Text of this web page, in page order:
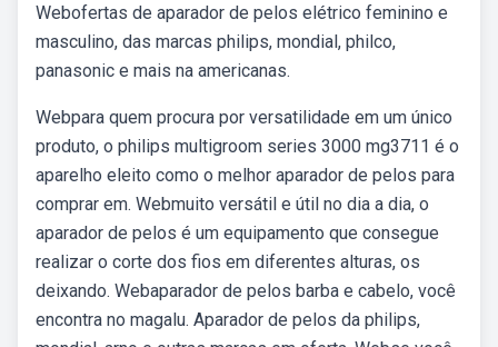
Webofertas de aparador de pelos elétrico feminino e
masculino, das marcas philips, mondial, philco,
panasonic e mais na americanas.
Webpara quem procura por versatilidade em um único
produto, o philips multigroom series 3000 mg3711 é o
aparelho eleito como o melhor aparador de pelos para
comprar em. Webmuito versátil e útil no dia a dia, o
aparador de pelos é um equipamento que consegue
realizar o corte dos fios em diferentes alturas, os
deixando. Webaparador de pelos barba e cabelo, você
encontra no magalu. Aparador de pelos da philips,